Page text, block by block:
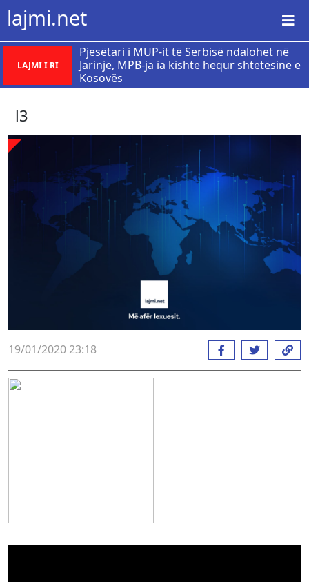
lajmi.net
LAJMI I RI
Pjesëtari i MUP-it të Serbisë ndalohet në
Jarinjë, MPB-ja ia kishte hequr shtetësinë e
Kosovës
l3
19/01/2020 23:18